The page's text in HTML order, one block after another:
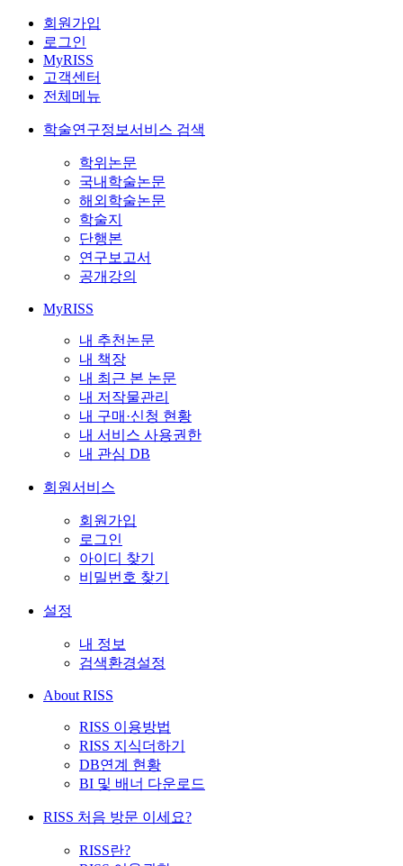
회원가입
로그인
MyRISS
고객센터
전체메뉴
학술연구정보서비스 검색
학위논문
국내학술논문
해외학술논문
학술지
단행본
연구보고서
공개강의
MyRISS
내 추천논문
내 책장
내 최근 본 논문
내 저작물관리
내 구매·신청 현황
내 서비스 사용권한
내 관심 DB
회원서비스
회원가입
로그인
아이디 찾기
비밀번호 찾기
설정
내 정보
검색환경설정
About RISS
RISS 이용방법
RISS 지식더하기
DB연계 현황
BI 및 배너 다운로드
RISS 처음 방문 이세요?
RISS란?